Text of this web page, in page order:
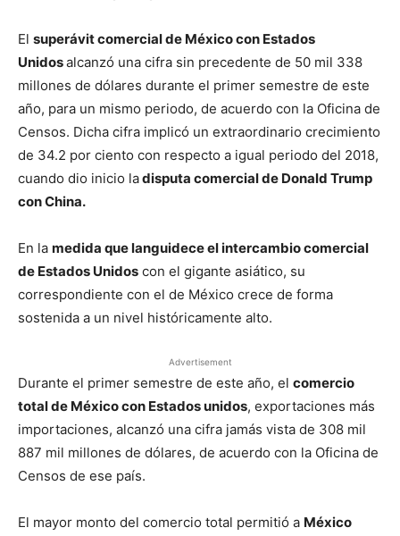
El superávit comercial de México con Estados
Unidosalcanzó una cifra sin precedente de 50 mil 338
millones de dólares durante el primer semestre de este
año, para un mismo periodo, de acuerdo con la Oficina de
Censos. Dicha cifra implicó un extraordinario crecimiento
de 34.2 por ciento con respecto a igual periodo del 2018,
cuando dio inicio ladisputa comercial de Donald Trump
con China.
En la medida que languidece el intercambio comercial
de Estados Unidos con el gigante asiático, su
correspondiente con el de México crece de forma
sostenida a un nivel históricamente alto.
Advertisement
Durante el primer semestre de este año, el comercio
total de México con Estados unidos, exportaciones más
importaciones, alcanzó una cifra jamás vista de 308 mil
887 mil millones de dólares, de acuerdo con la Oficina de
Censos de ese país.
El mayor monto del comercio total permitió a México